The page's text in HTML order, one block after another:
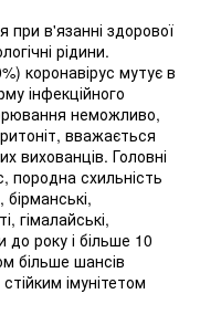
при в'язанні здорової
рідини.
коронавірус мутує в
інфекційного
неможливо,
вважається
вихованців. Головні
породна схильність
бірманські,
гімалайські,
до року і більше 10
більше шансів
імунітетом